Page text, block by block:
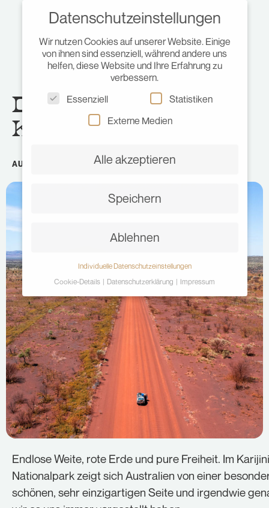
Dein Guide für den
Karijini Nationalpark
AUSTRALIEN MAI 22, 2023 •JULIA
Endlose Weite, rote Erde und pure Freiheit. Im Karijini
Nationalpark zeigt sich Australien von einer
schönen, sehr einzigartigen Seite und irgendwie
Datenschutzeinstellungen
Wir nutzen Cookies auf unserer Website. Einige
von ihnen sind essenziell, während andere uns
helfen, diese Website und Ihre Erfahrung zu
verbessern.
Essenziell
Statistiken
Externe Medien
Alle akzeptieren
Speichern
Ablehnen
Individuelle Datenschutzeinstellungen
Cookie-Details
Datenschutzerklärung Impressum
Datenschutzeinstellungen
Hier finden Sie eine Übersicht über alle
verwendeten Cookies. Sie können Ihre Einwilligung
zu ganzen Kategorien geben oder sich weitere
Informationen anzeigen lassen und so nur
bestimmte Cookies auswählen.
Alle akzeptieren Speichern
Zurück
Essenziell (2)